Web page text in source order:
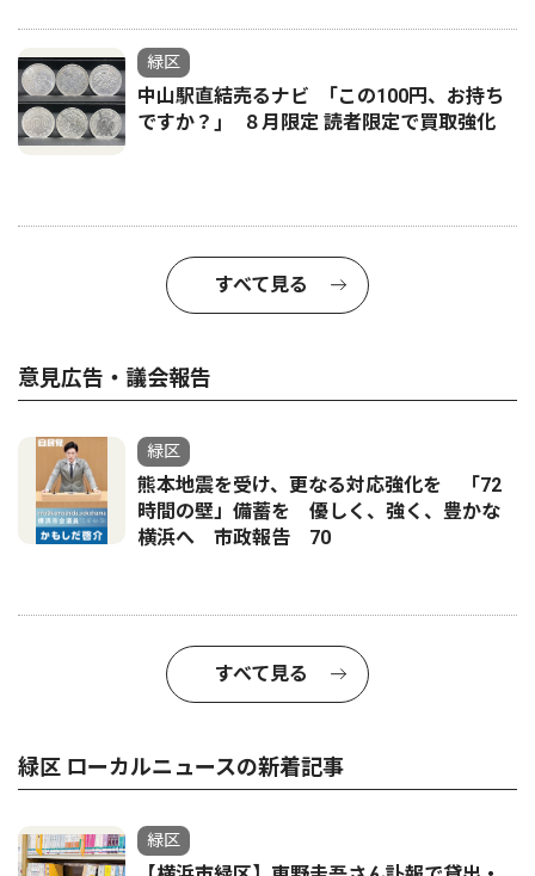
緑区
中山駅直結売るナビ ｢この100円、お持ち
ですか？｣ ８月限定 読者限定で買取強化
すべて見る
意見広告・議会報告
緑区
熊本地震を受け、更なる対応強化を 「72
時間の壁」備蓄を 優しく、強く、豊かな
横浜へ 市政報告 70
すべて見る
緑区 ローカルニュースの新着記事
緑区